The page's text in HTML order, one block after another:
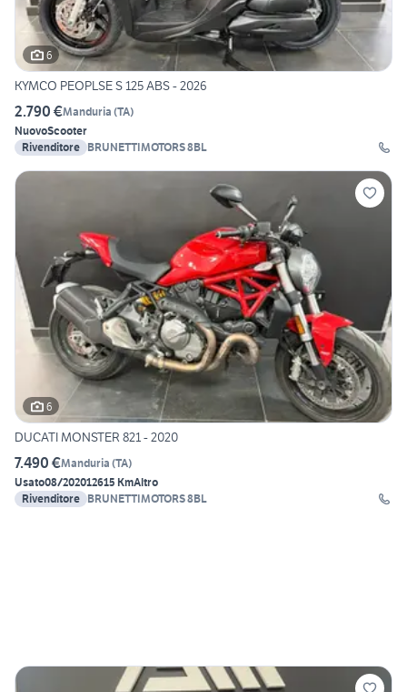
6
KYMCO PEOPLSE S 125 ABS - 2026
2.790 €Manduria (TA)
NuovoScooter
Rivenditore BRUNETTIMOTORS 8BL
6
DUCATI MONSTER 821 - 2020
7.490 €Manduria (TA)
Usato08/202012615 KmAltro
Rivenditore BRUNETTIMOTORS 8BL